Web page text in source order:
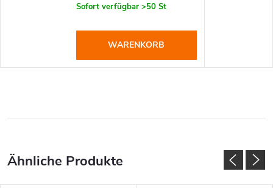
Sofort verfügbar >50 St
WARENKORB